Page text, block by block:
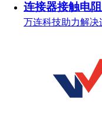
连接器接触电
万连科技助力解